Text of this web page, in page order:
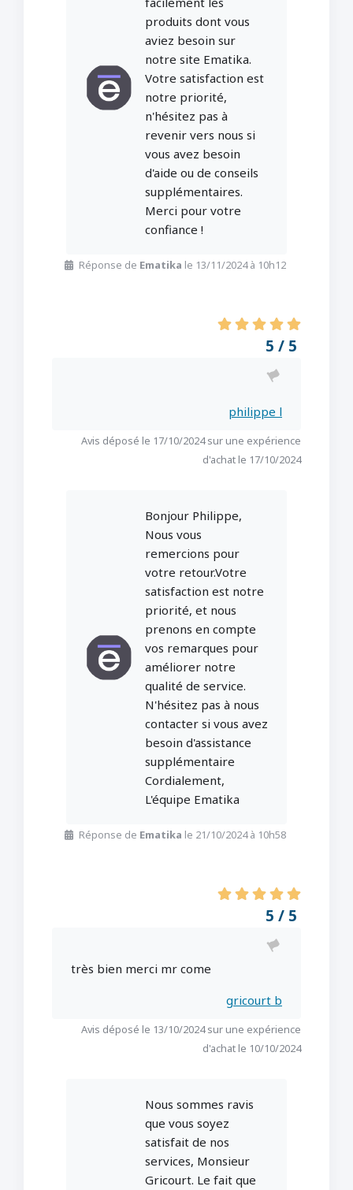
produits dont vous
aviez besoin sur
notre site Ematika.
Votre satisfaction est
notre priorité,
n'hésitez pas à
revenir vers nous si
vous avez besoin
d'aide ou de conseils
supplémentaires.
Merci pour votre
confiance !
Réponse de Ematika le 13/11/2024 à 10h12
5 / 5
philippe l
Avis déposé le 17/10/2024 sur une expérience
d'achat le 17/10/2024
Bonjour Philippe,
Nous vous
remercions pour
votre retour.Votre
satisfaction est notre
priorité, et nous
prenons en compte
vos remarques pour
améliorer notre
qualité de service.
N'hésitez pas à nous
contacter si vous avez
besoin d'assistance
supplémentaire
Cordialement,
L'équipe Ematika
Réponse de Ematika le 21/10/2024 à 10h58
5 / 5
très bien merci mr come
gricourt b
Avis déposé le 13/10/2024 sur une expérience
d'achat le 10/10/2024
Nous sommes ravis
que vous soyez
satisfait de nos
services, Monsieur
Gricourt. Le fait que